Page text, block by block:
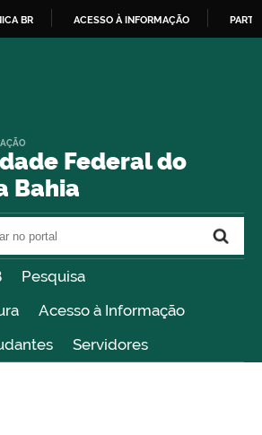
BR ACESSO À INFORMAÇÃO
Federal do
Bahia
Pesquisa
Acesso à Informação
Servidores